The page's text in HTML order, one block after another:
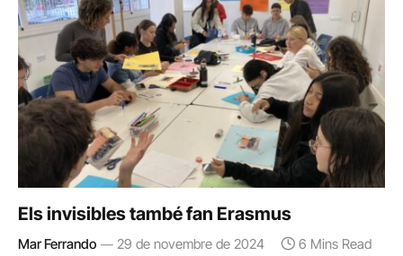
Els invisibles també fan Erasmus
Mar Ferrando 29 de novembre de 2024 6 Mins Read